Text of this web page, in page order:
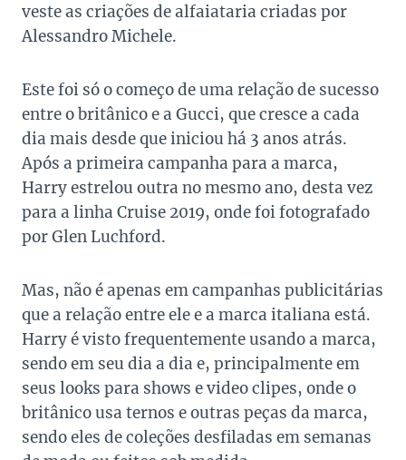
veste as criações de alfaiataria criadas por
Alessandro Michele.
Este foi só o começo de uma relação de sucesso
entre o britânico e a Gucci, que cresce a cada
dia mais desde que iniciou há 3 anos atrás.
Após a primeira campanha para a marca,
Harry estrelou outra no mesmo ano, desta vez
para a linha Cruise 2019, onde foi fotografado
por Glen Luchford.
Mas, não é apenas em campanhas publicitárias
que a relação entre ele e a marca italiana está.
Harry é visto frequentemente usando a marca,
sendo em seu dia a dia e, principalmente em
seus looks para shows e video clipes, onde o
britânico usa ternos e outras peças da marca,
sendo eles de coleções desfiladas em semanas